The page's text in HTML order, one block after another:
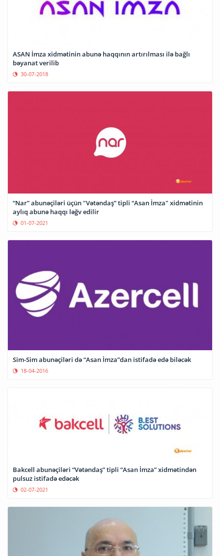
ASAN İmza xidmətinin abunə haqqının artırılması ilə bağlı
bəyanat verilib
30-07-2018
“Nar” abunəçiləri üçün "Vətəndaş” tipli “Asan İmza" xidmətinin
aylıq abunə haqqı ləğv edilir
01-07-2021
Sim-Sim abunəçiləri də “Asan İmza”dan istifadə edə biləcək
18-04-2016
Bakcell abunəçiləri “Vətəndaş” tipli “Asan İmza” xidmətindən
pulsuz istifadə edəcək
02-07-2021